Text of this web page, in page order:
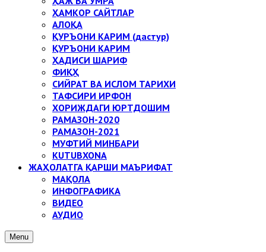
ҲАМКОР САЙТЛАР
АЛОҚА
ҚУРЪОНИ КАРИМ (дастур)
ҚУРЪОНИ КАРИМ
ҲАДИСИ ШАРИФ
ФИҚҲ
СИЙРАТ ВА ИСЛОМ ТАРИХИ
ТАФСИРИ ИРФОН
ХОРИЖДАГИ ЮРТДОШИМ
РАМАЗОН-2020
РАМАЗОН-2021
МУФТИЙ МИНБАРИ
KUTUBXONA
ЖАҲОЛАТГА ҚАРШИ МАЪРИФАТ
МАҚОЛА
ИНФОГРАФИКА
ВИДЕО
АУДИО
Menu